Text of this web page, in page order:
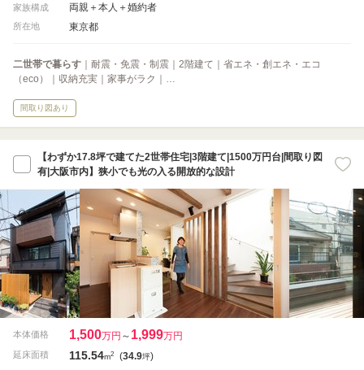
家族構成 両親＋本人＋婚約者
所在地 東京都
二世帯で暮らす ｜耐震・免震・制震｜2階建て｜省エネ・創エネ・エコ
（eco）｜収納充実｜家事がラク｜…
間取り図あり
【わずか17.8坪で建てた2世帯住宅|3階建て|1500万円台|間取り図
有|大阪市内】狭小でも光の入る開放的な設計
本体価格 1,500万円 ～ 1,999万円
延床面積 115.54m2 (34.9坪)